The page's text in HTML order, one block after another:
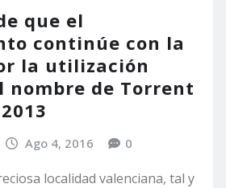
que el
continúe con la
la utilización
nombre de Torrent
Ago 4, 2016 0
localidad valenciana, tal y